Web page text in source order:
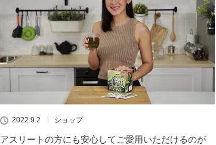
2022.9.2 ショップ
アスリートの方にも安心してご愛用いただけるのが